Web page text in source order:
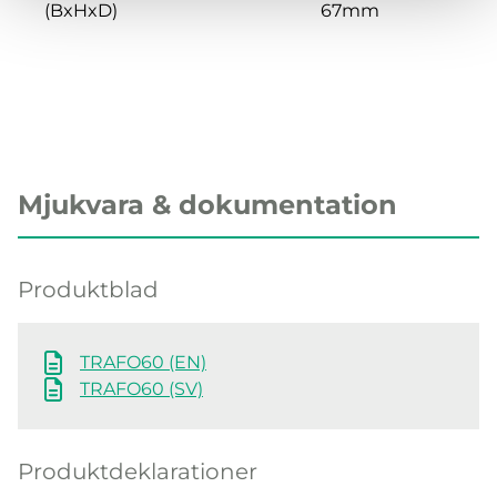
(BxHxD)
67mm
Mjukvara & dokumentation
Produktblad
TRAFO60 (EN)
TRAFO60 (SV)
Produktdeklarationer